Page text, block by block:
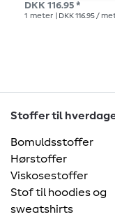
DKK 116.95 *
1 meter | DKK 116.95 /
Stoffer til
Bomuldsstoffer
Hørstoffer
Viskosestoffer
Stof til hoodies og
sweatshirts